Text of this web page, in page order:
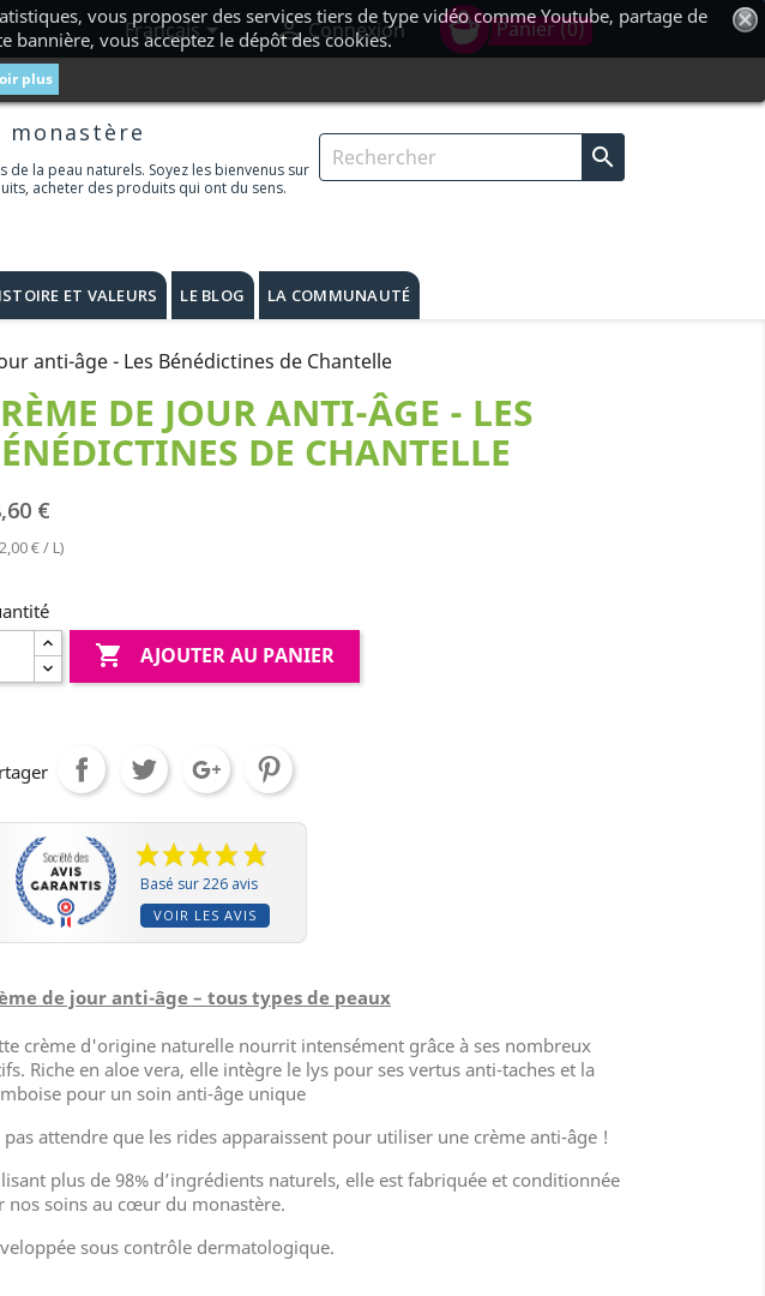
Français Connexion shopping_cart Panier (0)
la peau naturels. Soyez les bienvenus sur
acheter des produits qui ont du sens.

ET VALEURS LE BLOG LA COMMUNAUTÉ
vous proposer des services tiers de type vidéo comme Youtube, partage de
bannière, vous acceptez le dépôt des cookies.
plus
anti-âge - Les Bénédictines de Chantelle
DE JOUR ANTI-ÂGE - LES
DE CHANTELLE
€
€ / L)
 AJOUTER AU PANIER
Basé sur 226 avis
VOIR LES AVIS
de jour anti-âge – tous types de peaux
crème d'origine naturelle nourrit intensément grâce à ses nombreux
Riche en aloe vera, elle intègre le lys pour ses vertus anti-taches et la
pour un soin anti-âge unique
pas attendre que les rides apparaissent pour utiliser une crème anti-âge !
plus de 98% d’ingrédients naturels, elle est fabriquée et conditionnée
nos soins au cœur du monastère.
sous contrôle dermatologique.